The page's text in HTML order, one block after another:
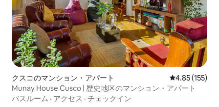
クスコのマンション・アパート レビュー155
4.85 (155)
Munay House Cusco | 歴史地区のマンション・アパート
バスルーム · アクセス · チェックイン